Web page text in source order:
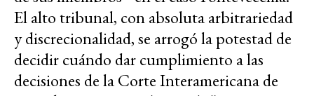
El alto tribunal, con absoluta arbitrariedad
y discrecionalidad, se arrogó la potestad de
decidir cuándo dar cumplimiento a las
decisiones de la Corte Interamericana de